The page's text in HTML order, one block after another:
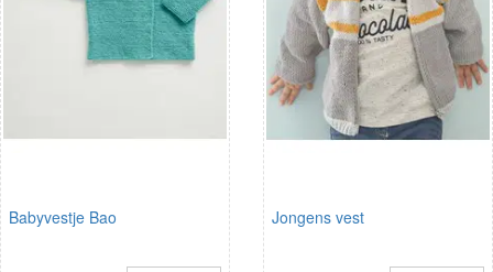
Babyvestje Bao Jongens vest